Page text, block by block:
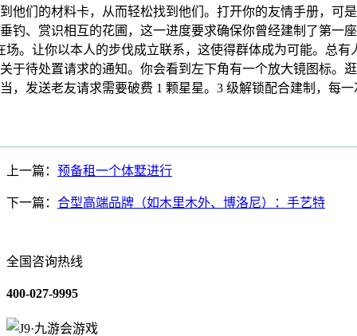
他们的材料卡，从而轻松找到他们。打开你的友情手册，可
钓、赏识相互的花圃，这一进度要求确保你曾经建制了第一
。让你以本人的步伐成立联系，这使得群体成为可能。总
于待处置请求的通知。你会看到左下角有一个放大镜图标。
，发送老友请求需要破费 1 颗星星。3 级解锁配合建制，每
上一篇： 预备租一个体墅进行
下一篇： 合型高端品牌（如木里木外、博洛尼）：手艺特
全国咨询热线
400-027-9995